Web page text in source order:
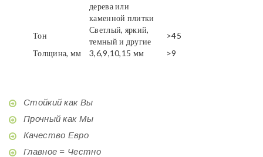
дерева или
каменной плитки
Тон
Светлый, яркий,
темный и другие
>45
Толщина, мм
3,6,9,10,15 мм >9
Стойкий как Вы
Прочный как Мы
Качество Евро
Главное = Честно